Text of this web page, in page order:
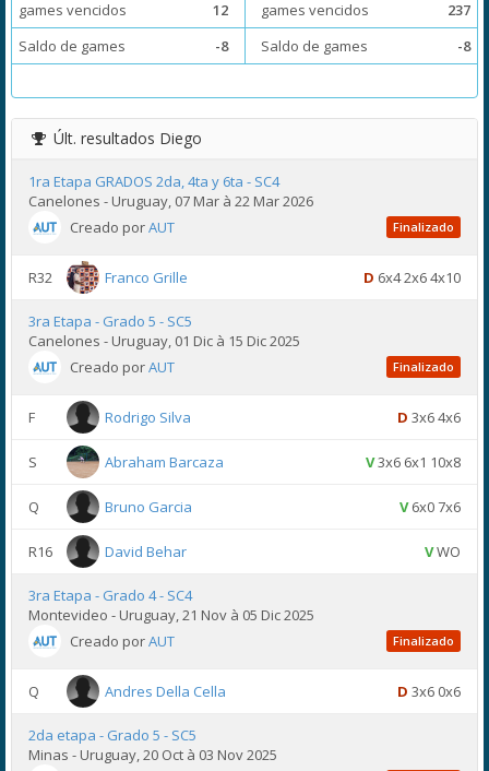
games vencidos
12
Saldo de games
-8
games vencidos
237
Saldo de games
-8
Últ. resultados Diego
1ra Etapa GRADOS 2da, 4ta y 6ta - SC4
Canelones - Uruguay, 07 Mar à 22 Mar 2026
Creado porAUT Finalizado
R32 Franco Grille D 6x4 2x6 4x10
3ra Etapa - Grado 5 - SC5
Canelones - Uruguay, 01 Dic à 15 Dic 2025
Creado porAUT Finalizado
F Rodrigo Silva D 3x6 4x6
S Abraham Barcaza V3x6 6x1 10x8
Q Bruno Garcia V6x0 7x6
R16 David Behar VWO
3ra Etapa - Grado 4 - SC4
Montevideo - Uruguay, 21 Nov à 05 Dic 2025
Creado porAUT Finalizado
Q Andres Della Cella D 3x6 0x6
2da etapa - Grado 5 - SC5
Minas - Uruguay, 20 Oct à 03 Nov 2025